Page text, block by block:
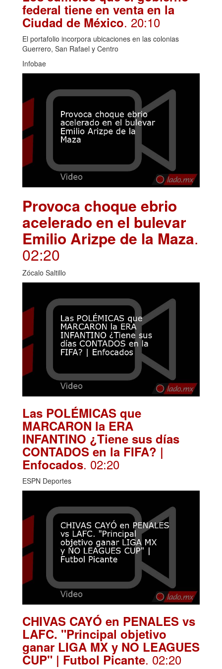
federal tiene en venta en la
Ciudad de México. 20:10
El portafolio incorpora ubicaciones en las colonias
Guerrero, San Rafael y Centro
Infobae
Provoca choque ebrio
acelerado en el bulevar
Emilio Arizpe de la Maza.
02:20
Zócalo Saltillo
Las POLÉMICAS que
MARCARON la ERA
INFANTINO ¿Tiene sus días
CONTADOS en la FIFA? |
Enfocados. 02:20
ESPN Deportes
CHIVAS CAYÓ en PENALES vs
LAFC. "Principal objetivo
ganar LIGA MX y NO LEAGUES
CUP" | Futbol Picante. 02:20